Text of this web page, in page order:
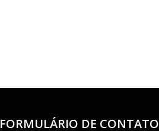
FORMULÁRIO DE CONTATO